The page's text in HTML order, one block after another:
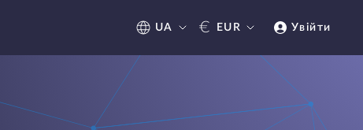
UA € EUR Увійти